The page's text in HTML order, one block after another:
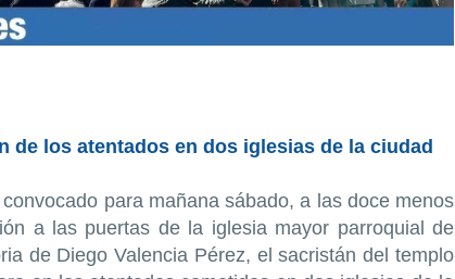
de los atentados en dos iglesias de la ciudad
para mañana sábado, a las doce menos
a las puertas de la iglesia mayor parroquial de
de Diego Valencia Pérez, el sacristán del templo